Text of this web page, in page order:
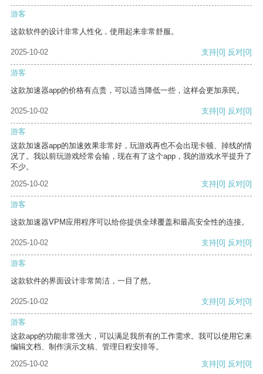
游客
这款软件的设计非常人性化，使用起来非常舒服。
2025-10-02 支持[0] 反对[0]
游客
这款加速器app的价格有点贵，可以适当降低一些，这样会更加亲民。
2025-10-02 支持[0] 反对[0]
游客
这款加速器app的加速效果非常好，玩游戏再也不会出现卡顿、掉线的情
况了。我以前玩游戏经常会输，现在有了这个app，我的游戏水平提升了
不少。
2025-10-02
支持[0] 反对[0]
游客
这款加速器VPM应用程序可以给你提供全球覆盖和最高安全性的连接。
2025-10-02 支持[0] 反对[0]
游客
这款软件的界面设计非常简洁，一目了然。
2025-10-02 支持[0] 反对[0]
游客
这款app的功能非常强大，可以满足我所有的工作需求。我可以使用它来
编辑文档、制作演示文稿、管理日程安排等。
2025-10-02
支持[0] 反对[0]